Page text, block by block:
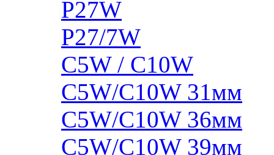
P27W
P27/7W
C5W / C10W
C5W/C10W 31мм
C5W/C10W 36мм
C5W/C10W 39мм